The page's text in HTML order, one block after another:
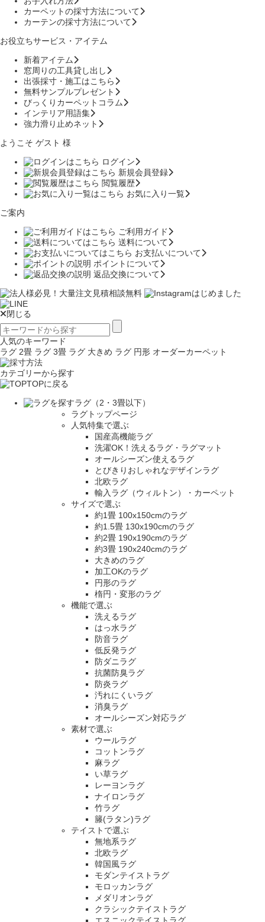
カーペットの採寸方法について
カーテンの採寸方法について
お役立ちサービス・アイテム
新着アイテム
窓周りの工具貸し出し
出張採寸・施工はこちら
無料サンプルプレゼント
びっくりカーペットコラム
インテリア用語集
強力滑り止めネット
ようこそ ゲスト 様
ログイン
新規会員登録
閲覧履歴
お気に入り一覧
ご案内
ご利用ガイド
送料について
お支払いについて
ポイントについて
返品交換について
閉じる
人気のキーワード
ラグ 2畳 ラグ 3畳 ラグ 大きめ ラグ 円形 オーダーカーペット
カテゴリーから探す
TOPに戻る
ラグ（2・3畳以下）
ラグトップページ
人気特集で選ぶ
国産高機能ラグ
洗濯OK！洗えるラグ・ラグマット
オールシーズン使えるラグ
とびきりおしゃれなデザインラグ
北欧ラグ
輸入ラグ（ウィルトン）・カーペット
サイズで選ぶ
約1畳 100x150cmのラグ
約1.5畳 130x190cmのラグ
約2畳 190x190cmのラグ
約3畳 190x240cmのラグ
大きめのラグ
加工OKのラグ
円形のラグ
楕円・変形のラグ
機能で選ぶ
洗えるラグ
はっ水ラグ
防音ラグ
低反発ラグ
防ダニラグ
抗菌防臭ラグ
防炎ラグ
汚れにくいラグ
消臭ラグ
オールシーズン対応ラグ
素材で選ぶ
ウールラグ
コットンラグ
麻ラグ
い草ラグ
レーヨンラグ
ナイロンラグ
竹ラグ
籐(ラタン)ラグ
テイストで選ぶ
無地系ラグ
北欧ラグ
韓国風ラグ
モダンテイストラグ
モロッカンラグ
メダリオンラグ
クラシックテイストラグ